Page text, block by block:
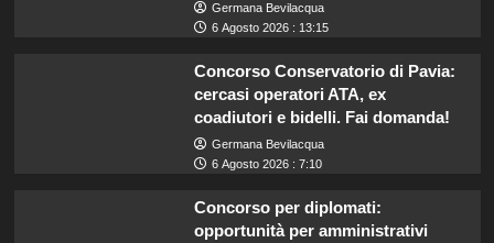
Germana Bevilacqua
6 Agosto 2026 : 13:15
Concorso Conservatorio di Pavia:
cercasi operatori ATA, ex
coadiutori e bidelli. Fai domanda!
Germana Bevilacqua
6 Agosto 2026 : 7:10
Concorso per diplomati:
opportunità per amministrativi